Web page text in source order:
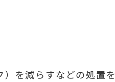
を減らすなどの処置を